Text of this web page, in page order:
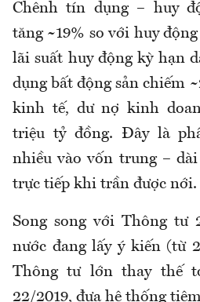
Chênh tín dụng – huy
tăng ~19% so với huy
lãi suất huy động kỳ hạn
dụng bất động sản chiếm
kinh tế, dư nợ kinh
triệu tỷ đồng. Đây là
nhiều vào vốn trung –
trực tiếp khi trần được nới.
Song song với Thông tư
nước đang lấy ý kiến (từ
Thông tư lớn thay thế
22/2019, đưa hệ thống